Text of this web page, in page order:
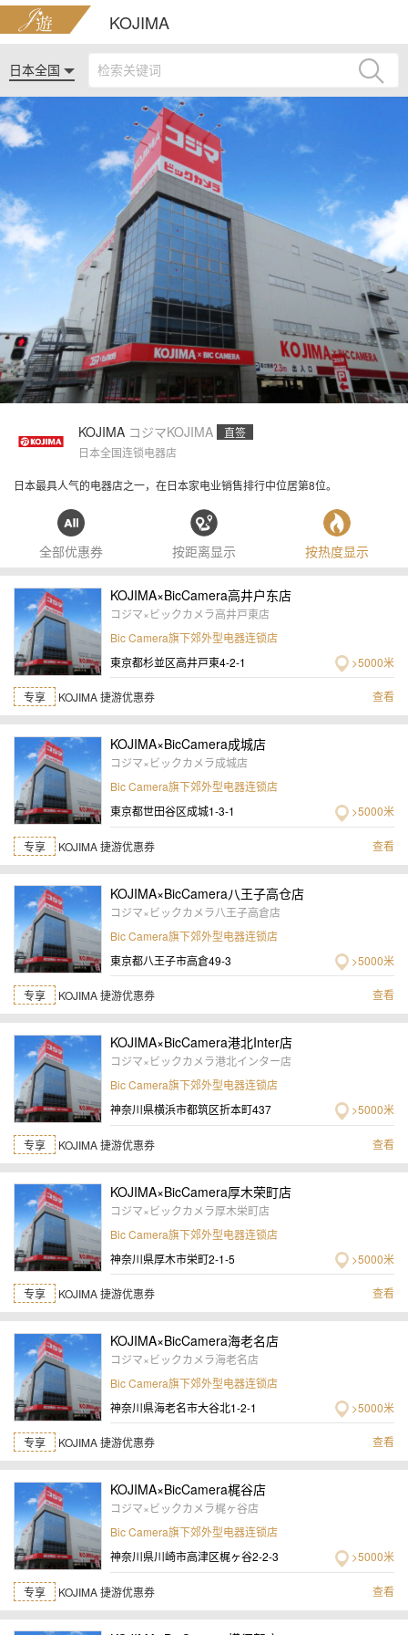
KOJIMA
日本全国
KOJIMA コジマKOJIMA
直签
日本全国连锁电器店
日本最具人气的电器店之一，在日本家电业销售排行中位居第8位。
全部优惠券 按距离显示 按热度显示
KOJIMA×BicCamera高井户东店
コジマ×ビックカメラ高井戸東店
Bic Camera旗下郊外型电器连锁店
東京都杉並区高井戸東4-2-1
>5000米
专享 KOJIMA 捷游优惠券 查看
KOJIMA×BicCamera成城店
コジマ×ビックカメラ成城店
Bic Camera旗下郊外型电器连锁店
東京都世田谷区成城1-3-1
>5000米
专享 KOJIMA 捷游优惠券 查看
KOJIMA×BicCamera八王子高仓店
コジマ×ビックカメラ八王子高倉店
Bic Camera旗下郊外型电器连锁店
東京都八王子市高倉49-3
>5000米
专享 KOJIMA 捷游优惠券 查看
KOJIMA×BicCamera港北Inter店
コジマ×ビックカメラ港北インター店
Bic Camera旗下郊外型电器连锁店
神奈川県横浜市都筑区折本町437
>5000米
专享 KOJIMA 捷游优惠券 查看
KOJIMA×BicCamera厚木荣町店
コジマ×ビックカメラ厚木栄町店
Bic Camera旗下郊外型电器连锁店
神奈川県厚木市栄町2-1-5
>5000米
专享 KOJIMA 捷游优惠券 查看
KOJIMA×BicCamera海老名店
コジマ×ビックカメラ海老名店
Bic Camera旗下郊外型电器连锁店
神奈川県海老名市大谷北1-2-1
>5000米
专享 KOJIMA 捷游优惠券 查看
KOJIMA×BicCamera梶谷店
コジマ×ビックカメラ梶ヶ谷店
Bic Camera旗下郊外型电器连锁店
神奈川県川崎市高津区梶ヶ谷2-2-3
>5000米
专享 KOJIMA 捷游优惠券 查看